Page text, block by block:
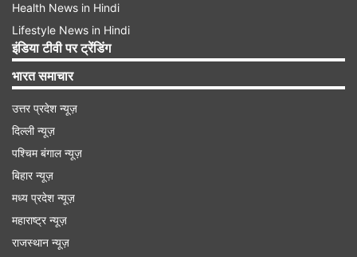
Health News in Hindi
Lifestyle News in Hindi
इंडिया टीवी पर ट्रेंडिंग
भारत समाचार
उत्तर प्रदेश न्यूज़
दिल्ली न्यूज़
पश्चिम बंगाल न्यूज़
बिहार न्यूज़
मध्य प्रदेश न्यूज़
महाराष्ट्र न्यूज़
राजस्थान न्यूज़